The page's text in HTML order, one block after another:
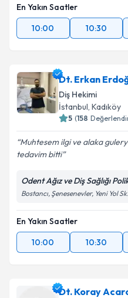
En Yakın Saatler
10:00
10:30
Dt. Erkan
Diş Hekimi
İstanbul, Kadıköy
5 (158
Muhtesem ilgi ve alaka
tedavim bitti
Odent Ağız ve Diş Sağlığı
Bostancı, Şenesenevler, Yeni Yol
En Yakın Saatler
10:00
10:30
Dt. Koray